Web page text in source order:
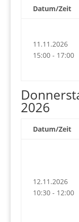
Datum/Zeit
11.11.2026
15:00 - 17:00
2026
Datum/Zeit
12.11.2026
10:30 - 12:00